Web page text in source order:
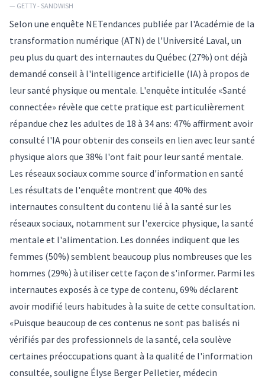
— GETTY - SANDWISH
Selon une enquête NETendances publiée par l'Académie de la
transformation numérique (ATN) de l'Université Laval, un
peu plus du quart des internautes du Québec (27%) ont déjà
demandé conseil à l'intelligence artificielle (IA) à propos de
leur santé physique ou mentale. L'enquête intitulée «Santé
connectée» révèle que cette pratique est particulièrement
répandue chez les adultes de 18 à 34 ans: 47% affirment avoir
consulté l'IA pour obtenir des conseils en lien avec leur santé
physique alors que 38% l'ont fait pour leur santé mentale.
Les réseaux sociaux comme source d'information en santé
Les résultats de l'enquête montrent que 40% des
internautes consultent du contenu lié à la santé sur les
réseaux sociaux, notamment sur l'exercice physique, la santé
mentale et l'alimentation. Les données indiquent que les
femmes (50%) semblent beaucoup plus nombreuses que les
hommes (29%) à utiliser cette façon de s'informer. Parmi les
internautes exposés à ce type de contenu, 69% déclarent
avoir modifié leurs habitudes à la suite de cette consultation.
«Puisque beaucoup de ces contenus ne sont pas balisés ni
vérifiés par des professionnels de la santé, cela soulève
certaines préoccupations quant à la qualité de l'information
consultée, souligne Élyse Berger Pelletier, médecin